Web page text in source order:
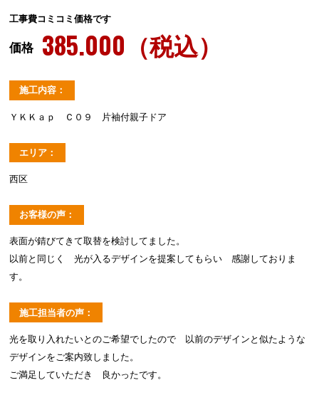
工事費コミコミ価格です
価格 385.000（税込）
施工内容：
ＹＫＫａｐ Ｃ０９ 片袖付親子ドア
エリア：
西区
お客様の声：
表面が錆びてきて取替を検討してました。
以前と同じく 光が入るデザインを提案してもらい 感謝しておりま
す。
施工担当者の声：
光を取り入れたいとのご希望でしたので 以前のデザインと似たような
デザインをご案内致しました。
ご満足していただき 良かったです。